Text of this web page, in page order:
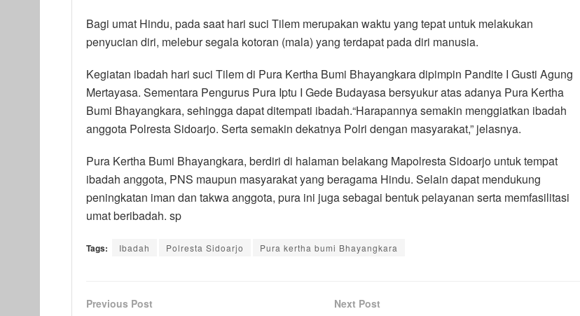
Bagi umat Hindu, pada saat hari suci Tilem merupakan waktu yang tepat untuk melakukan
penyucian diri, melebur segala kotoran (mala) yang terdapat pada diri manusia.
Kegiatan ibadah hari suci Tilem di Pura Kertha Bumi Bhayangkara dipimpin Pandite I Gusti Agung
Mertayasa. Sementara Pengurus Pura Iptu I Gede Budayasa bersyukur atas adanya Pura Kertha
Bumi Bhayangkara, sehingga dapat ditempati ibadah.“Harapannya semakin menggiatkan ibadah
anggota Polresta Sidoarjo. Serta semakin dekatnya Polri dengan masyarakat,” jelasnya.
Pura Kertha Bumi Bhayangkara, berdiri di halaman belakang Mapolresta Sidoarjo untuk tempat
ibadah anggota, PNS maupun masyarakat yang beragama Hindu. Selain dapat mendukung
peningkatan iman dan takwa anggota, pura ini juga sebagai bentuk pelayanan serta memfasilitasi
umat beribadah. sp
Tags: Ibadah Polresta Sidoarjo Pura kertha bumi Bhayangkara
Previous Post Next Post